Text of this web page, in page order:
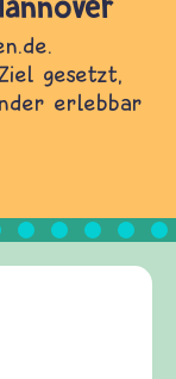
gesetzt,
erlebbar